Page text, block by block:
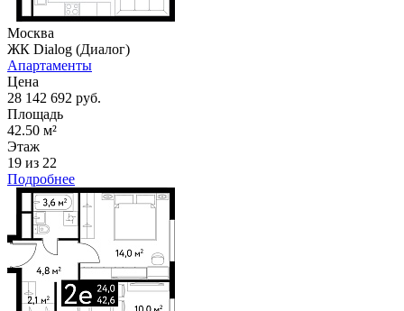
Москва
ЖК Dialog (Диалог)
Апартаменты
Цена
28 142 692 руб.
Площадь
42.50 м²
Этаж
19 из 22
Подробнее